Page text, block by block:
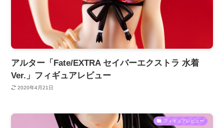
アルター「Fate/EXTRA セイバーエクストラ 水着
Ver.」フィギュアレビュー
2020年4月21日
フィギュアレビュー